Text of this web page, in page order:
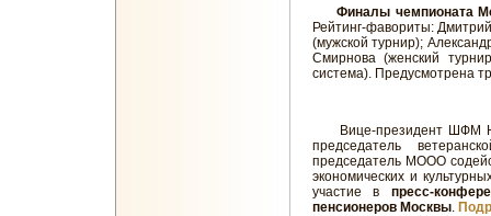
Финалы чемпионата
Рейтинг-фавориты:
(мужской турнир);
Смирнова (женский
система). Предусмотрена
Вице-президент ШФМ
председатель
председатель МООО
экономических и
участие в пресс-
пенсионеров Москвы.